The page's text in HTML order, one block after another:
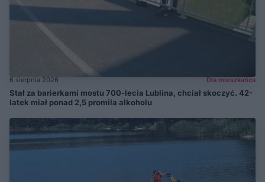
6 sierpnia 2026 Dla mieszkańca
Stał za barierkami mostu 700-lecia Lublina, chciał skoczyć. 42-
latek miał ponad 2,5 promila alkoholu